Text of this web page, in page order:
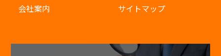
会社案内
サイトマップ